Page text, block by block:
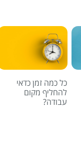
כל כמה זמן כדאי
להחליף מקום
עבודה?